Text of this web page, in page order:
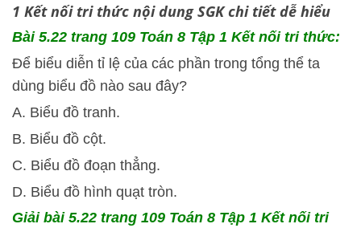
1 Kết nối tri thức nội dung SGK chi tiết dễ hiểu
Bài 5.22 trang 109 Toán 8 Tập 1 Kết nối tri thức:
Để biểu diễn tỉ lệ của các phần trong tổng thể ta
dùng biểu đồ nào sau đây?
A. Biểu đồ tranh.
B. Biểu đồ cột.
C. Biểu đồ đoạn thẳng.
D. Biểu đồ hình quạt tròn.
Giải bài 5.22 trang 109 Toán 8 Tập 1 Kết nối tri